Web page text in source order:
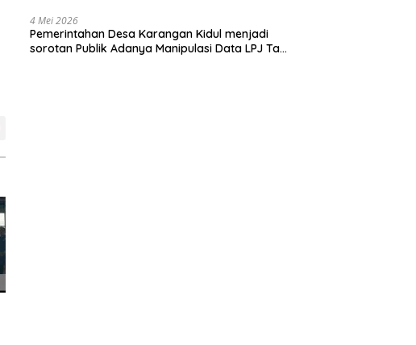
4 Mei 2026
Pemerintahan Desa Karangan Kidul menjadi
sorotan Publik Adanya Manipulasi Data LPJ Ta